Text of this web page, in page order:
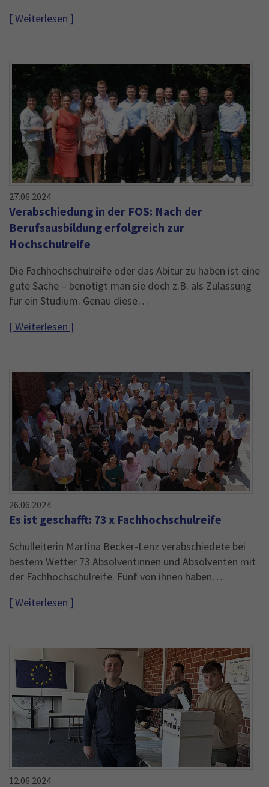
[ Weiterlesen ]
27.06.2024
Verabschiedung in der FOS: Nach der
Berufsausbildung erfolgreich zur
Hochschulreife
Die Fachhochschulreife oder das Abitur zu haben ist eine
gute Sache – benötigt man sie doch z.B. als Zulassung
für ein Studium. Genau diese…
[ Weiterlesen ]
26.06.2024
Es ist geschafft: 73 x Fachhochschulreife
Schulleiterin Martina Becker-Lenz verabschiedete bei
bestem Wetter 73 Absolventinnen und Absolventen mit
der Fachhochschulreife. Fünf von ihnen haben…
[ Weiterlesen ]
12.06.2024